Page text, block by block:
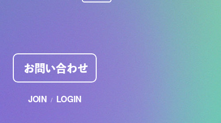
お問い合わせ
JOIN / LOGIN